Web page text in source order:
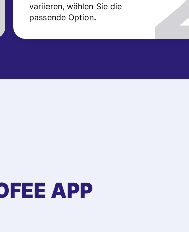
variieren, wählen Sie die
passende Option.
APP